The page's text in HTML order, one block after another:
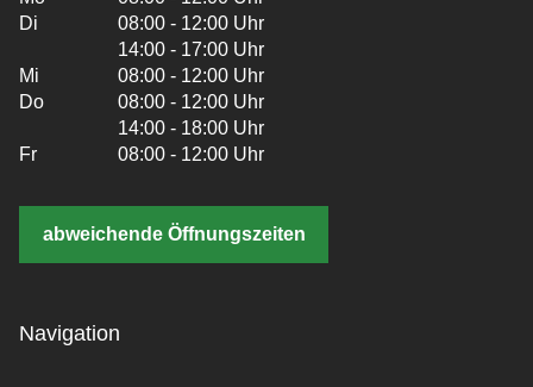
Di
08:00 - 12:00 Uhr
14:00 - 17:00 Uhr
Mi
08:00 - 12:00 Uhr
Do
08:00 - 12:00 Uhr
14:00 - 18:00 Uhr
Fr
08:00 - 12:00 Uhr
abweichende Öffnungszeiten
Navigation